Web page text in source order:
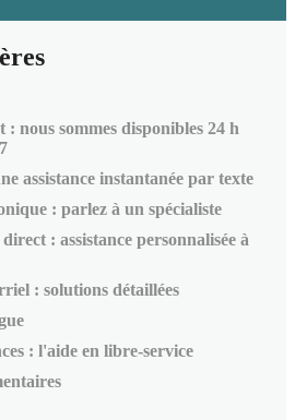
: nous sommes disponibles 24 h
assistance instantanée par texte
: parlez à un spécialiste
: assistance personnalisée à
: solutions détaillées
: l'aide en libre-service